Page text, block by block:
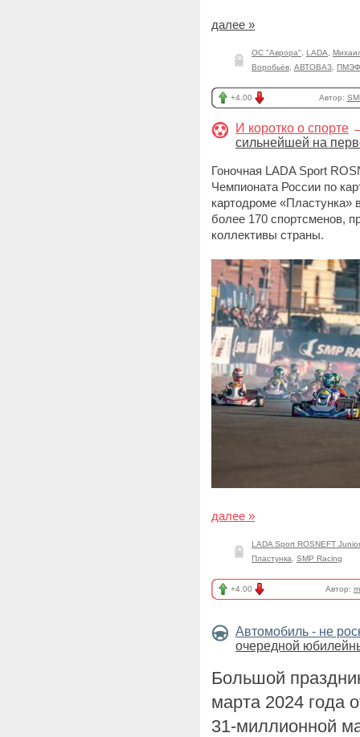
далее »
ОС "Аврора" LADA
Воробьёв АВТОВАЗ
+4.00 Автор:
И коротко о спорте
сильнейшей на
Гоночная LADA Sport
Чемпионата России по
картодроме «Пластунка»
более 170 спортсменов,
коллективы страны.
далее »
LADA Sport ROSNEFT Junior
Пластунка
SMP Racing
+4.00 Автор:
Автомобиль - не
очередной
Большой
марта 2024 года
31-миллионной